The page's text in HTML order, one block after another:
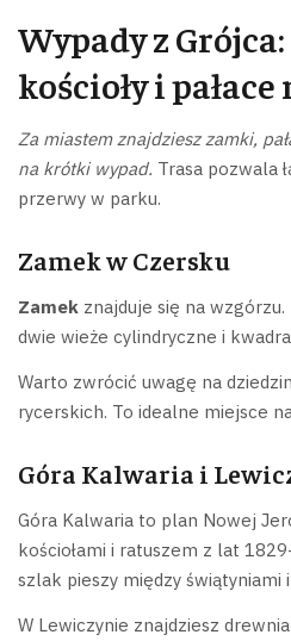
Wypady z
kościoły i
Za miastem znajdziesz zamki,
na krótki wypad. Trasa pozwala
przerwy w parku.
Zamek w Czersku
Zamek znajduje się na
dwie wieże cylindryczne i
Warto zwrócić uwagę na
rycerskich. To idealne miejsce
Góra Kalwaria i
Góra Kalwaria to plan Nowej
kościołami i ratuszem z lat
szlak pieszy między świątyniami
W Lewiczynie znajdziesz